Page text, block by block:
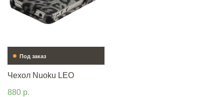
• Под заказ
Чехол Nuoku LEO
880 р.